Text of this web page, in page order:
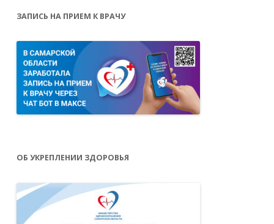
ЗАПИСЬ НА ПРИЕМ К ВРАЧУ
ОБ УКРЕПЛЕНИИ ЗДОРОВЬЯ